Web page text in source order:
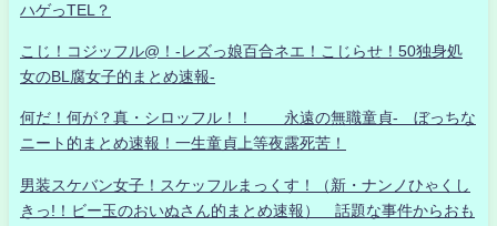
ハゲっTEL？
こじ！コジッフル@！-レズっ娘百合ネエ！こじらせ！50独身処
女のBL腐女子的まとめ速報-
何だ！何が？真・シロッフル！！ 永遠の無職童貞- ぼっちな
ニート的まとめ速報！一生童貞上等夜露死苦！
男装スケバン女子！スケッフルまっくす！（新・ナンノひゃくし
きっ!！ビー玉のおいぬさん的まとめ速報） 話題な事件からおも